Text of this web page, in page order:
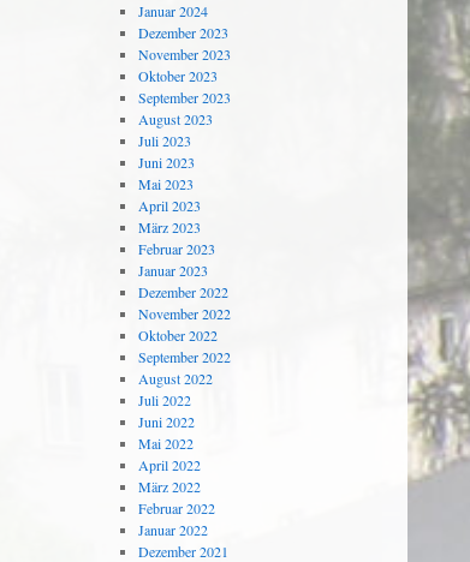
Januar 2024
Dezember 2023
November 2023
Oktober 2023
September 2023
August 2023
Juli 2023
Juni 2023
Mai 2023
April 2023
März 2023
Februar 2023
Januar 2023
Dezember 2022
November 2022
Oktober 2022
September 2022
August 2022
Juli 2022
Juni 2022
Mai 2022
April 2022
März 2022
Februar 2022
Januar 2022
Dezember 2021